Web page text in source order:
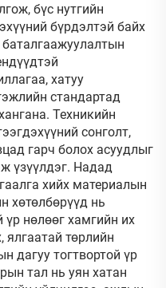
бүс нутгийн
бүрдэлтэй байх
хатуу
стандартад
Техникийн
сонголт,
гарч болох асуудлыг
үзүүлдэг. Надад
хийх материалын
хөтөлбөрүүд нь
үр нөлөөг хамгийн их
ялгаатай төрлийн
дагуу тогтвортой үр
тал нь уян хатан